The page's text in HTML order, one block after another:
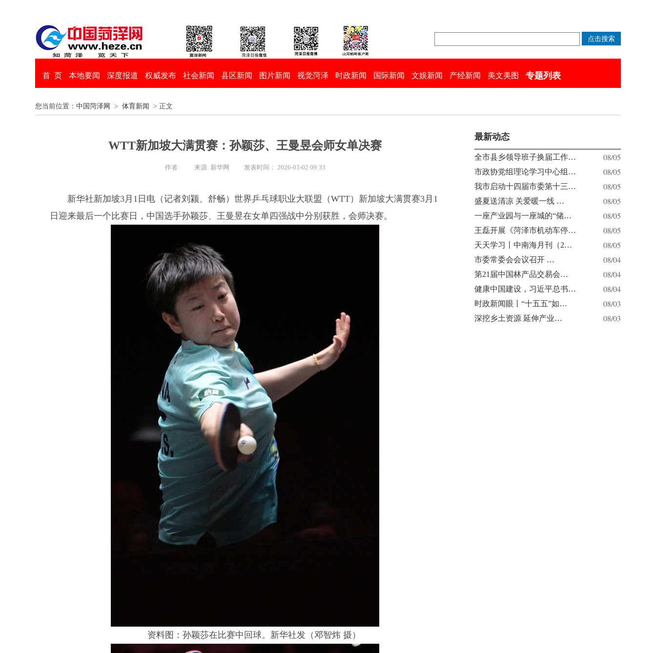
首 页 本地要闻 深度报道 权威发布 社会新闻 县区新闻 图片新闻 视觉菏泽 时政新闻 国际新闻 文娱新闻 产经新闻 美文美图 专题列表
您当前位置： 中国菏泽网 > 体育新闻 > 正文
WTT新加坡大满贯赛：孙颖莎、王曼昱会师女单决赛
作者: 来源: 新华网 发表时间： 2026-03-02 09:33
新华社新加坡3月1日电（记者刘颍、舒畅）世界乒乓球职业大联盟（WTT）新加坡大满贯赛3月1
日迎来最后一个比赛日，中国选手孙颖莎、王曼昱在女单四强战中分别获胜，会师决赛。
资料图：孙颖莎在比赛中回球。新华社发（邓智炜 摄）
最新动态
全市县乡领导班子换届工作… 08/05
市政协党组理论学习中心组… 08/05
我市启动十四届市委第十三… 08/05
盛夏送清凉 关爱暖一线 … 08/05
一座产业园与一座城的“储… 08/05
王磊开展《菏泽市机动车停… 08/05
天天学习丨中南海月刊（2… 08/05
市委常委会会议召开 … 08/04
第21届中国林产品交易会… 08/04
健康中国建设，习近平总书… 08/04
时政新闻眼丨“十五五”如… 08/03
深挖乡土资源 延伸产业… 08/03